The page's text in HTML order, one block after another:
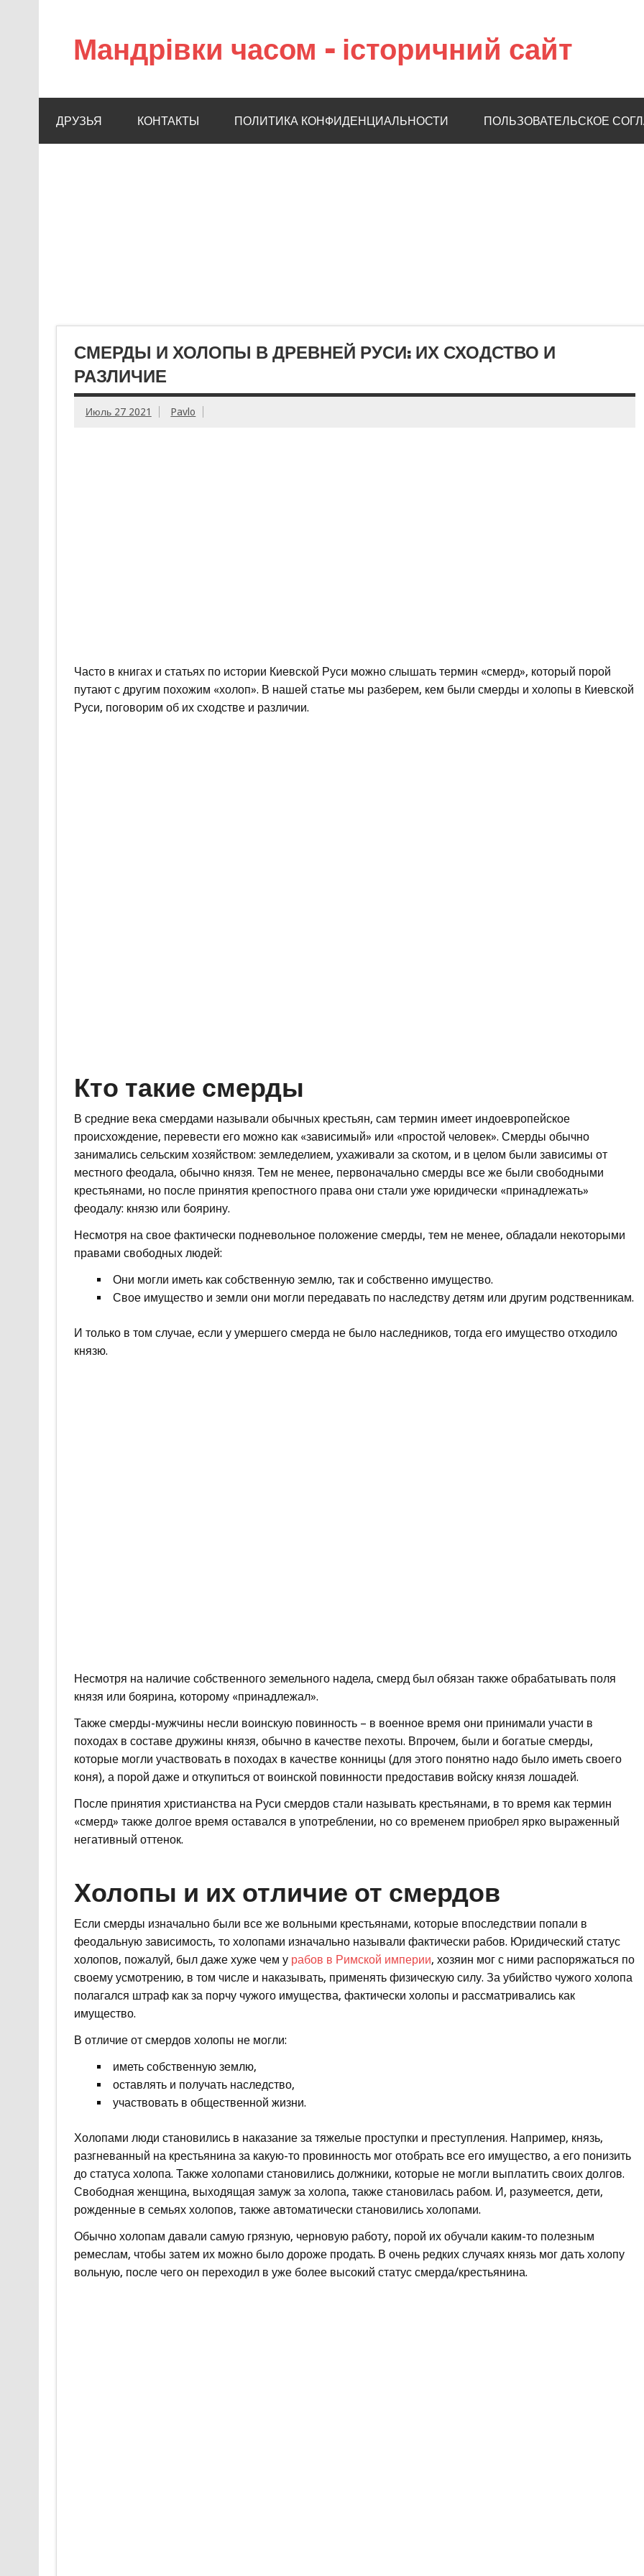
Мандрівки часом – історичний сайт
ДРУЗЬЯ КОНТАКТЫ ПОЛИТИКА КОНФИДЕНЦИАЛЬНОСТИ ПОЛЬЗОВАТЕЛЬСКОЕ
СМЕРДЫ И ХОЛОПЫ В ДРЕВНЕЙ РУСИ: ИХ СХОДСТВО И
РАЗЛИЧИЕ
Июль 27 2021 Pavlo
Часто в книгах и статьях по истории Киевской Руси можно слышать термин «смерд», который порой
путают с другим похожим «холоп». В нашей статье мы разберем, кем были смерды и холопы в Киевской
Руси, поговорим об их сходстве и различии.
Кто такие смерды
В средние века смердами называли обычных крестьян, сам термин имеет индоевропейское
происхождение, перевести его можно как «зависимый» или «простой человек». Смерды обычно
занимались сельским хозяйством: земледелием, ухаживали за скотом, и в целом были зависимы от
местного феодала, обычно князя. Тем не менее, первоначально смерды все же были свободными
крестьянами, но после принятия крепостного права они стали уже юридически «принадлежать»
феодалу: князю или боярину.
Несмотря на свое фактически подневольное положение смерды, тем не менее, обладали некоторыми
правами свободных людей:
Они могли иметь как собственную землю, так и собственно имущество.
Свое имущество и земли они могли передавать по наследству детям или другим родственникам.
И только в том случае, если у умершего смерда не было наследников, тогда его имущество отходило
князю.
Несмотря на наличие собственного земельного надела, смерд был обязан также обрабатывать поля
князя или боярина, которому «принадлежал».
Также смерды-мужчины несли воинскую повинность – в военное время они принимали участи в
походах в составе дружины князя, обычно в качестве пехоты. Впрочем, были и богатые смерды,
которые могли участвовать в походах в качестве конницы (для этого понятно надо было иметь своего
коня), а порой даже и откупиться от воинской повинности предоставив войску князя лошадей.
После принятия христианства на Руси смердов стали называть крестьянами, в то время как термин
«смерд» также долгое время оставался в употреблении, но со временем приобрел ярко выраженный
негативный оттенок.
Холопы и их отличие от смердов
Если смерды изначально были все же вольными крестьянами, которые впоследствии попали в
феодальную зависимость, то холопами изначально называли фактически рабов. Юридический статус
холопов, пожалуй, был даже хуже чем у рабов в Римской империи, хозяин мог с ними распоряжаться по
своему усмотрению, в том числе и наказывать, применять физическую силу. За убийство чужого холопа
полагался штраф как за порчу чужого имущества, фактически холопы и рассматривались как
имущество.
В отличие от смердов холопы не могли:
иметь собственную землю,
оставлять и получать наследство,
участвовать в общественной жизни.
Холопами люди становились в наказание за тяжелые проступки и преступления. Например, князь,
разгневанный на крестьянина за какую-то провинность мог отобрать все его имущество, а его понизить
до статуса холопа. Также холопами становились должники, которые не могли выплатить своих долгов.
Свободная женщина, выходящая замуж за холопа, также становилась рабом. И, разумеется, дети,
рожденные в семьях холопов, также автоматически становились холопами.
Обычно холопам давали самую грязную, черновую работу, порой их обучали каким-то полезным
ремеслам, чтобы затем их можно было дороже продать. В очень редких случаях князь мог дать холопу
вольную, после чего он переходил в уже более высокий статус смерда/крестьянина.